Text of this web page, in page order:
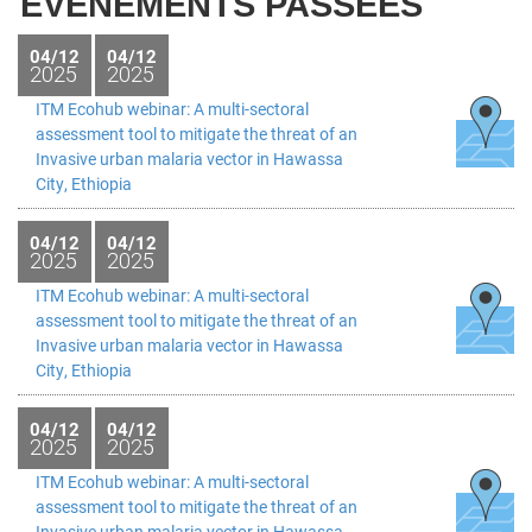
santé, socio-anthropologie, sciences politiques, droit,
psychologie, etc.) travaillant sur les questions de santé
mondiale (GH) et sur les politiques et systèmes de
santé (HPS).
L’objectif global de la création d’un réseau belge de
chercheurs en santé mondiale est de contribuer à la
qualité et à la visibilité de la recherche GH&HPS menée
par les acteurs belges.
Ses objectifs spécifiques sont de :
Documenter qui fait quoi et où afin d’améliorer
la connaissance du travail et des
04/12
2025
04/12
2025
ITM Ecohub webinar: A multi-sectoral
assessment tool to mitigate the threat of an
Invasive urban malaria vector in Hawassa
City, Ethiopia
04/12
2025
04/12
2025
ITM Ecohub webinar: A multi-sectoral
assessment tool to mitigate the threat of an
Invasive urban malaria vector in Hawassa
City, Ethiopia
04/12
2025
04/12
2025
ITM Ecohub webinar: A multi-sectoral
assessment tool to mitigate the threat of an